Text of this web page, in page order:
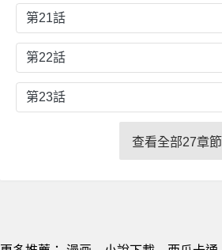
第21話
第22話
第23話
查看全部27章節